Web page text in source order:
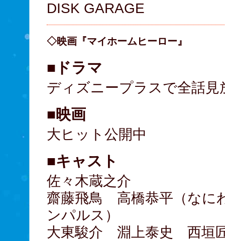
DISK GARAGE
◇映画『マイホームヒーロー』
■ドラマ
ディズニープラスで全話見
■映画
大ヒット公開中
■キャスト
佐々木蔵之介
齋藤飛鳥 高橋恭平（な
ンパルス）
大東駿介 淵上泰史 西垣